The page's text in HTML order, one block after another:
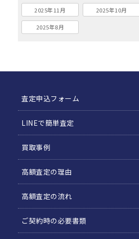
2025年11月 2025年10月
2025年8月
査定申込フォーム
LINEで簡単査定
買取事例
高額査定の理由
高額査定の流れ
ご契約時の必要書類